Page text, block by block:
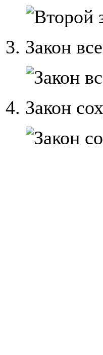
3. Закон
4. Закон